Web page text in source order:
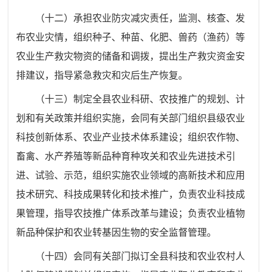
（十二）承担农业防灾减灾责任，监测、核查、发
布农业灾情，组织种子、种苗、化肥、兽药（渔药）等
农业生产救灾物资的储备和调拨，提出生产救灾资金安
排建议，指导紧急救灾和灾后生产恢复。
（十三）制定全县农业科研、农技推广的规划、计
划和有关政策并组织实施，会同有关部门组织县级农业
科技创新体系、农业产业技术体系建设；组织农作物、
畜禽、水产养殖等新品种育种攻关和农业先进技术引
进、试验、示范，组织实施农业领域的高新技术和应用
技术研究、科技成果转化和技术推广，负责农业科技成
果管理，指导农技推广体系改革与建设；负责农业植物
新品种保护和农业转基因生物的安全监督管理。
（十四）会同有关部门拟订全县科技和农业农村人